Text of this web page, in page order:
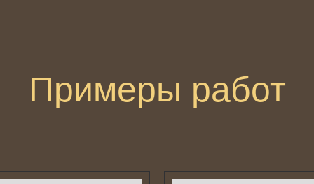
Примеры работ